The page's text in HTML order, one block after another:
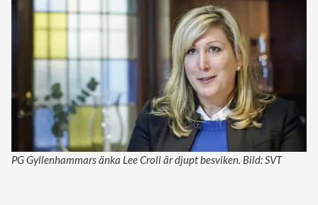
PG Gyllenhammars änka Lee Croll är djupt besviken. Bild: SVT